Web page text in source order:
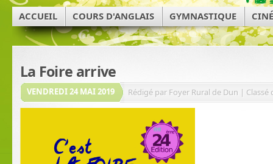
ACCUEIL COURS D'ANGLAIS GYMNASTIQUE
La Foire arrive
VENDREDI 24 MAI 2019 Rédigé par Foyer Rural de Dun | Classé